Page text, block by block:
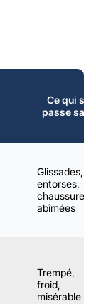
Ce qui se
passe sans
Glissades,
entorses,
chaussures
abîmées
Trempé,
froid,
misérable